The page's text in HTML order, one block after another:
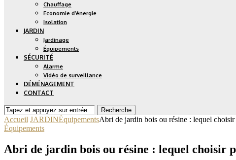
Chauffage
Economie d’énergie
Isolation
JARDIN
Jardinage
Équipements
SÉCURITÉ
Alarme
Vidéo de surveillance
DÉMÉNAGEMENT
CONTACT
Recherche
Accueil JARDINÉquipementsAbri de jardin bois ou résine : lequel choisir
Équipements
Abri de jardin bois ou résine : lequel choisir